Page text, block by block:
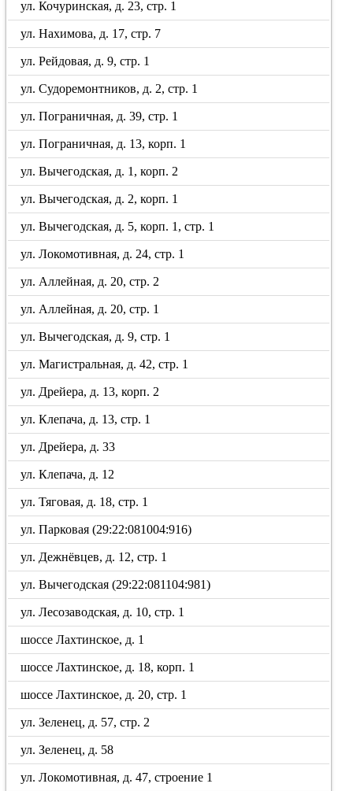
ул. Кочуринская, д. 23, стр. 1
ул. Нахимова, д. 17, стр. 7
ул. Рейдовая, д. 9, стр. 1
ул. Судоремонтников, д. 2, стр. 1
ул. Пограничная, д. 39, стр. 1
ул. Пограничная, д. 13, корп. 1
ул. Вычегодская, д. 1, корп. 2
ул. Вычегодская, д. 2, корп. 1
ул. Вычегодская, д. 5, корп. 1, стр. 1
ул. Локомотивная, д. 24, стр. 1
ул. Аллейная, д. 20, стр. 2
ул. Аллейная, д. 20, стр. 1
ул. Вычегодская, д. 9, стр. 1
ул. Магистральная, д. 42, стр. 1
ул. Дрейера, д. 13, корп. 2
ул. Клепача, д. 13, стр. 1
ул. Дрейера, д. 33
ул. Клепача, д. 12
ул. Тяговая, д. 18, стр. 1
ул. Парковая (29:22:081004:916)
ул. Дежнёвцев, д. 12, стр. 1
ул. Вычегодская (29:22:081104:981)
ул. Лесозаводская, д. 10, стр. 1
шоссе Лахтинское, д. 1
шоссе Лахтинское, д. 18, корп. 1
шоссе Лахтинское, д. 20, стр. 1
ул. Зеленец, д. 57, стр. 2
ул. Зеленец, д. 58
ул. Локомотивная, д. 47, строение 1